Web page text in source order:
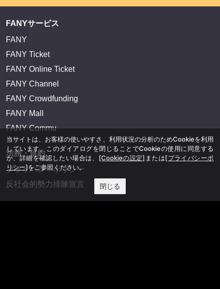
FANYサービス
FANY
FANY Ticket
FANY Online Ticket
FANY Channel
FANY Crowdfunding
FANY Mall
FANY Commu
法務・規約
プライバシーポリシー
反社会的勢力排除宣言
当サイトは、お客様の使いやすさ、利用状況の分析のためCookieを利用
しています。このダイアログを閉じることでCookieの使用に同意する
か、詳細を確認したい場合は、 [Cookieの設定] または[プライバシーポ
リシー]をご参照ください。
閉じる